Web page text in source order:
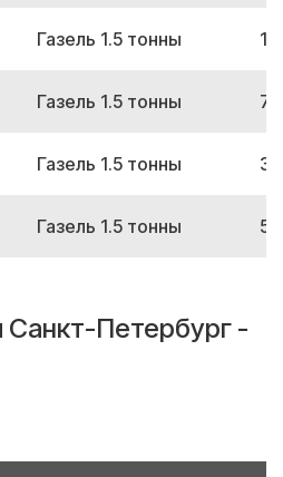
Газель 1.5 тонны
Газель 1.5 тонны
Газель 1.5 тонны
Газель 1.5 тонны
Санкт-Петербург -